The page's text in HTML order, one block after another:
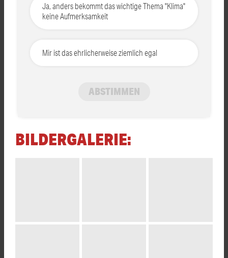
Ja, anders bekommt das wichtige Thema "Klima"
keine Aufmerksamkeit
Mir ist das ehrlicherweise ziemlich egal
ABSTIMMEN
BILDERGALERIE: